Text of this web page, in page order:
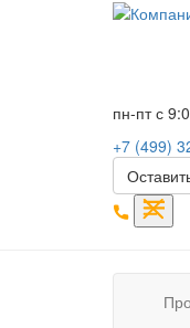
пн-пт с
+7 (499)